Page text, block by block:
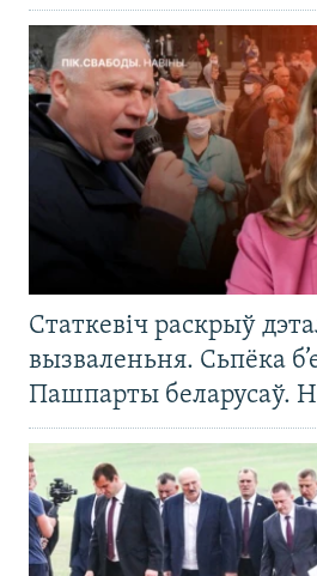
Статкевіч раскрыў
вызваленьня. Сьпёка
Пашпарты беларусаў.